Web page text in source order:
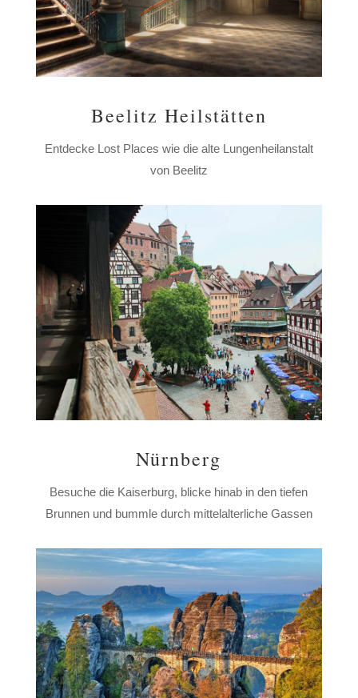
Beelitz Heilstätten
Entdecke Lost Places wie die alte Lungenheilanstalt
von Beelitz
Nürnberg
Besuche die Kaiserburg, blicke hinab in den tiefen
Brunnen und bummle durch mittelalterliche Gassen